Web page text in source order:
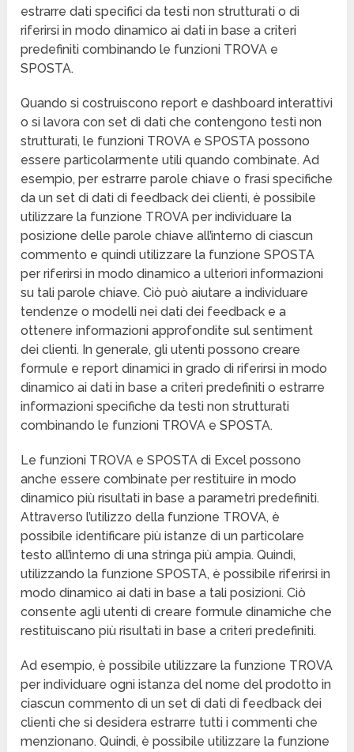
estrarre dati specifici da testi non strutturati o di
riferirsi in modo dinamico ai dati in base a criteri
predefiniti combinando le funzioni TROVA e
SPOSTA.
Quando si costruiscono report e dashboard interattivi
o si lavora con set di dati che contengono testi non
strutturati, le funzioni TROVA e SPOSTA possono
essere particolarmente utili quando combinate. Ad
esempio, per estrarre parole chiave o frasi specifiche
da un set di dati di feedback dei clienti, è possibile
utilizzare la funzione TROVA per individuare la
posizione delle parole chiave all’interno di ciascun
commento e quindi utilizzare la funzione SPOSTA
per riferirsi in modo dinamico a ulteriori informazioni
su tali parole chiave. Ciò può aiutare a individuare
tendenze o modelli nei dati dei feedback e a
ottenere informazioni approfondite sul sentiment
dei clienti. In generale, gli utenti possono creare
formule e report dinamici in grado di riferirsi in modo
dinamico ai dati in base a criteri predefiniti o estrarre
informazioni specifiche da testi non strutturati
combinando le funzioni TROVA e SPOSTA.
Le funzioni TROVA e SPOSTA di Excel possono
anche essere combinate per restituire in modo
dinamico più risultati in base a parametri predefiniti.
Attraverso l’utilizzo della funzione TROVA, è
possibile identificare più istanze di un particolare
testo all’interno di una stringa più ampia. Quindi,
utilizzando la funzione SPOSTA, è possibile riferirsi in
modo dinamico ai dati in base a tali posizioni. Ciò
consente agli utenti di creare formule dinamiche che
restituiscano più risultati in base a criteri predefiniti.
Ad esempio, è possibile utilizzare la funzione TROVA
per individuare ogni istanza del nome del prodotto in
ciascun commento di un set di dati di feedback dei
clienti che si desidera estrarre tutti i commenti che
menzionano. Quindi, è possibile utilizzare la funzione